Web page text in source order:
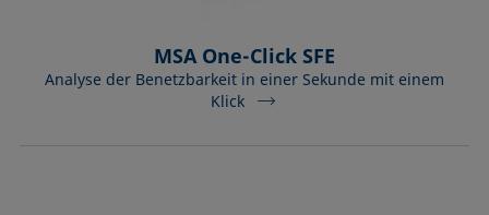
MSA One-Click SFE
Analyse der Benetzbarkeit in einer Sekunde mit einem
Klick